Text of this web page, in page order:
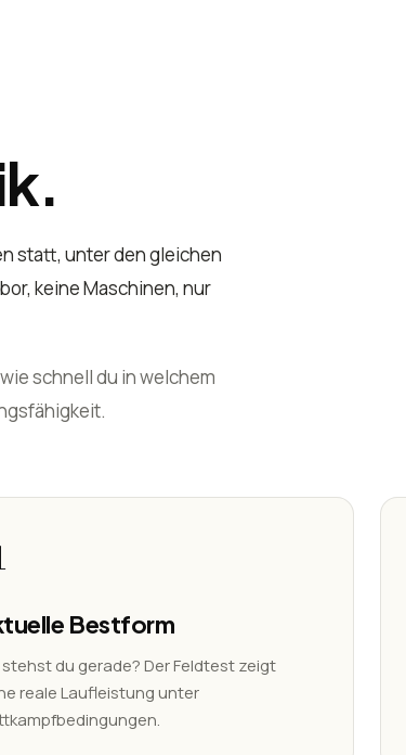
statt, unter den gleichen
keine Maschinen, nur
schnell du in welchem
Bestform
du gerade? Der Feldtest zeigt
reale Laufleistung unter